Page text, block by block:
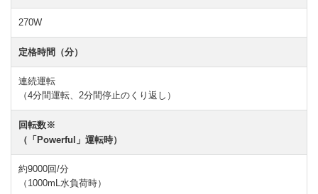
270W
定格時間（分）
連続運転
（4分間運転、2分間停止のくり返し）
回転数※
（「Powerful」運転時）
約9000回/分
（1000mL水負荷時）